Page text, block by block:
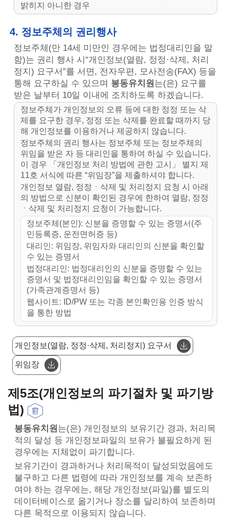
밝히지 아니한 경우
4. 정보주체의 권리행사
정보주체(만 14세 미만인 경우에는 법정대리인을 말
함)는 권리 행사 시“개인정보(열람, 정정·삭제, 처리
정지) 요구서”를 서면, 전자우편, 모사전송(FAX) 등을
통해 요구하실 수 있으며 봉동유치원는(은) 요구를
받은 날부터 10일 이내에 조치하도록 하겠습니다.
정보주체가 개인정보의 오류 등에 대한 정정 또는 삭
제를 요구한 경우, 정정 또는 삭제를 완료할 때까지 당
해 개인정보를 이용하거나 제공하지 않습니다.
정보주체의 권리 행사는 정보주체 또는 정보주체의
위임을 받은 자 등 대리인을 통하여 하실 수 있습니다.
이 경우 「개인정보 처리 방법에 관한 고시」 별지 제
11호 서식에 따른 “위임장”을 제출하셔야 합니다.
개인정보 열람, 정정ㆍ삭제 및 처리정지 요청 시 아래
의 방법으로 신분이 확인된 경우에 한하여 열람, 정정
ㆍ삭제 및 처리정지 요청이 가능합니다.
정보주체(본인): 신분을 증명할 수 있는 증명서(주
민등록증, 운전면허증 등)
대리인: 위임장, 위임자와 대리인의 신분을 확인할
수 있는 증명서
법정대리인: 법정대리인의 신분을 증명할 수 있는
증명서 및 법정대리인임을 확인할 수 있는 증명서
(가족관계증명서 등)
웹사이트: ID/PW 또는 각종 본인확인용 인증 방식
을 통한 방법
개인정보(열람, 정정·삭제, 처리정지) 요구서
위임장
제5조(개인정보의 파기절차 및 파기방
법)
봉동유치원는(은) 개인정보의 보유기간 경과, 처리목
적의 달성 등 개인정보파일의 보유가 불필요하게 된
경우에는 지체없이 파기합니다.
보유기간이 경과하거나 처리목적이 달성되었음에도
불구하고 다른 법령에 따라 개인정보를 계속 보존하
여야 하는 경우에는, 해당 개인정보(파일)를 별도의
데이터베이스로 옮기거나 장소를 달리하여 보존하며
다른 목적으로 이용되지 않습니다.